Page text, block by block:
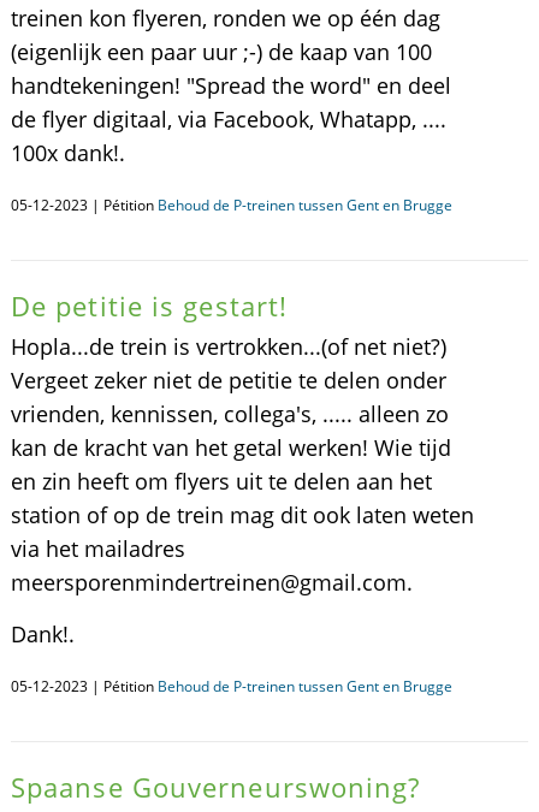
treinen kon flyeren, ronden we op één dag
(eigenlijk een paar uur ;-) de kaap van 100
handtekeningen! "Spread the word" en deel
de flyer digitaal, via Facebook, Whatapp, ....
100x dank!.
05-12-2023 | Pétition Behoud de P-treinen tussen Gent en Brugge
De petitie is gestart!
Hopla...de trein is vertrokken...(of net niet?)
Vergeet zeker niet de petitie te delen onder
vrienden, kennissen, collega's, ..... alleen zo
kan de kracht van het getal werken! Wie tijd
en zin heeft om flyers uit te delen aan het
station of op de trein mag dit ook laten weten
via het mailadres
meersporenmindertreinen@gmail.com.
Dank!.
05-12-2023 | Pétition Behoud de P-treinen tussen Gent en Brugge
Spaanse Gouverneurswoning?